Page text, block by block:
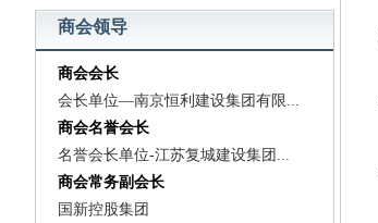
商会领导
商会会长
会长单位—南京恒利建设集团有限...
商会名誉会长
名誉会长单位-江苏复城建设集团...
商会常务副会长
国新控股集团